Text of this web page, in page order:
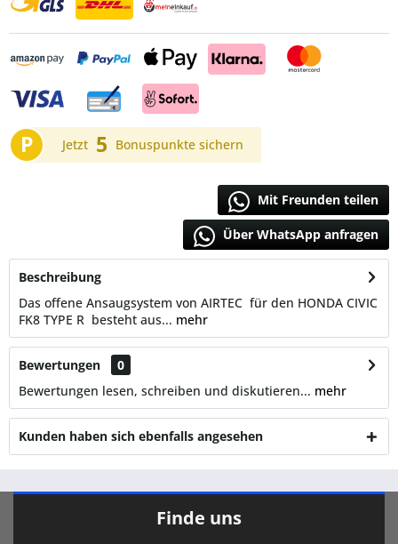
P Jetzt 5 Bonuspunkte sichern
Mit Freunden teilen
Über WhatsApp anfragen
Beschreibung
Das offene Ansaugsystem von AIRTEC für den HONDA CIVIC
FK8 TYPE R besteht aus... mehr
Bewertungen
0
Bewertungen lesen, schreiben und diskutieren... mehr
Kunden haben sich ebenfalls angesehen
Finde uns